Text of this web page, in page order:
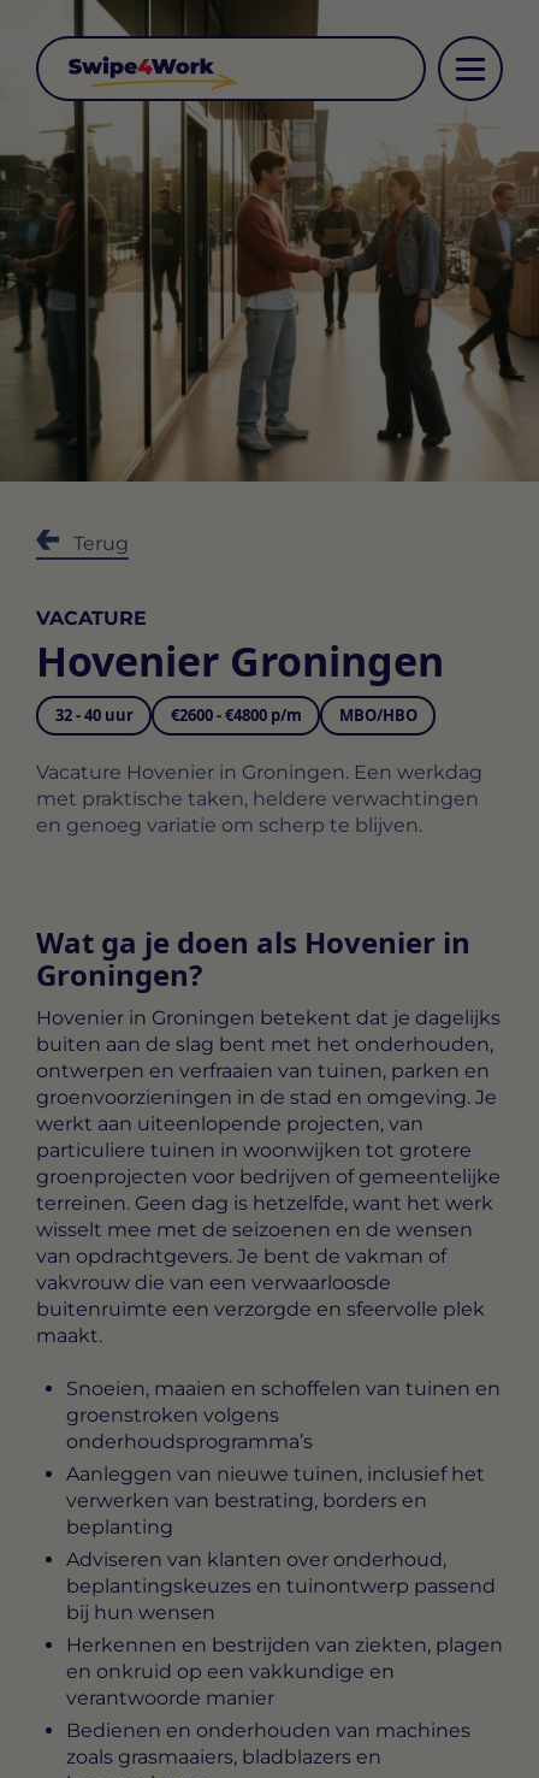
Terug
VACATURE
Hovenier Groningen
32 - 40 uur €2600 - €4800 p/m MBO/HBO
Vacature Hovenier in Groningen. Een werkdag
met praktische taken, heldere verwachtingen
en genoeg variatie om scherp te blijven.
Wat ga je doen als Hovenier in
Groningen?
Hovenier in Groningen betekent dat je dagelijks
buiten aan de slag bent met het onderhouden,
ontwerpen en verfraaien van tuinen, parken en
groenvoorzieningen in de stad en omgeving. Je
werkt aan uiteenlopende projecten, van
particuliere tuinen in woonwijken tot grotere
groenprojecten voor bedrijven of gemeentelijke
terreinen. Geen dag is hetzelfde, want het werk
wisselt mee met de seizoenen en de wensen
van opdrachtgevers. Je bent de vakman of
vakvrouw die van een verwaarloosde
buitenruimte een verzorgde en sfeervolle plek
maakt.
Snoeien, maaien en schoffelen van tuinen en
groenstroken volgens
onderhoudsprogramma’s
Aanleggen van nieuwe tuinen, inclusief het
verwerken van bestrating, borders en
beplanting
Adviseren van klanten over onderhoud,
beplantingskeuzes en tuinontwerp passend
bij hun wensen
Herkennen en bestrijden van ziekten, plagen
en onkruid op een vakkundige en
verantwoorde manier
Bedienen en onderhouden van machines
zoals grasmaaiers, bladblazers en